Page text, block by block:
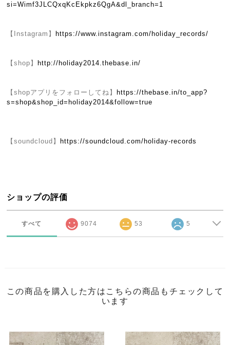
si=Wimf3JLCQxqKcEkpkz6QgA&dl_branch=1
【Instagram】 https://www.instagram.com/holiday_records/
【shop】 http://holiday2014.thebase.in/
【shopアプリをフォローしてね】
https://thebase.in/to_app?
s=shop&shop_id=holiday2014&follow=true
【soundcloud】 https://soundcloud.com/holiday-records
ショップの評価
すべて 9074 53 5
この商品を購入した方はこちらの商品もチェックして
います